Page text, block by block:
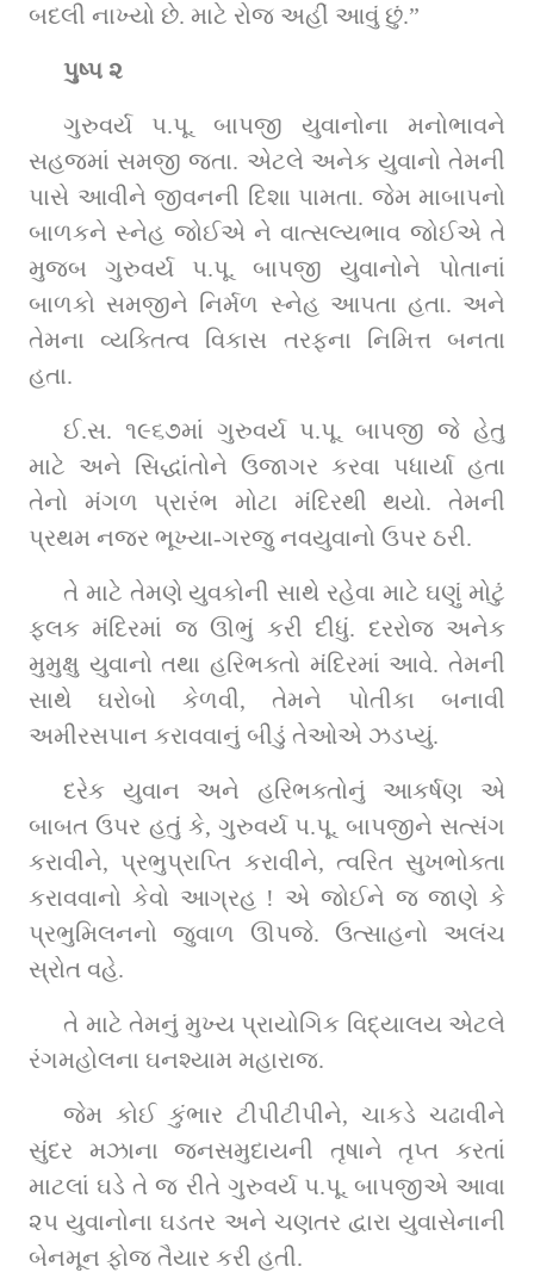
બદલી નાખ્યો છે. માટે રોજ અહીં આવું છું.”
પુષ્પ ૨
ગુરુવર્ય પ.પૂ. બાપજી યુવાનોના મનોભાવને
સહજમાં સમજી જતા. એટલે અનેક યુવાનો તેમની
પાસે આવીને જીવનની દિશા પામતા. જેમ માબાપનો
બાળકને સ્નેહ જોઈએ ને વાત્સલ્યભાવ જોઈએ તે
મુજબ ગુરુવર્ય પ.પૂ. બાપજી યુવાનોને પોતાનાં
બાળકો સમજીને નિર્મળ સ્નેહ આપતા હતા. અને
તેમના વ્યક્તિત્વ વિકાસ તરફના નિમિત્ત બનતા
હતા.
ઈ.સ. ૧૯૬૭માં ગુરુવર્ય પ.પૂ. બાપજી જે હેતુ
માટે અને સિદ્ધાંતોને ઉજાગર કરવા પધાર્યા હતા
તેનો મંગળ પ્રારંભ મોટા મંદિરથી થયો. તેમની
પ્રથમ નજર ભૂખ્યા-ગરજુ નવયુવાનો ઉપર ઠરી.
તે માટે તેમણે યુવકોની સાથે રહેવા માટે ઘણું મોટું
ફલક મંદિરમાં જ ઊભું કરી દીધું. દરરોજ અનેક
મુમુક્ષુ યુવાનો તથા હરિભક્તો મંદિરમાં આવે. તેમની
સાથે ઘરોબો કેળવી, તેમને પોતીકા બનાવી
અમીરસપાન કરાવવાનું બીડું તેઓએ ઝડપ્યું.
દરેક યુવાન અને હરિભક્તોનું આકર્ષણ એ
બાબત ઉપર હતું કે, ગુરુવર્ય પ.પૂ. બાપજીને સત્સંગ
કરાવીને, પ્રભુપ્રાપ્તિ કરાવીને, ત્વરિત સુખભોક્તા
કરાવવાનો કેવો આગ્રહ ! એ જોઈને જ જાણે કે
પ્રભુમિલનનો જુવાળ ઊપજે. ઉત્સાહનો અલંચ
સ્રોત વહે.
તે માટે તેમનું મુખ્ય પ્રાયોગિક વિદ્યાલય એટલે
રંગમહોલના ઘનશ્યામ મહારાજ.
જેમ કોઈ કુંભાર ટીપીટીપીને, ચાકડે ચઢાવીને
સુંદર મઝાના જનસમુદાયની તૃષાને તૃપ્ત કરતાં
માટલાં ઘડે તે જ રીતે ગુરુવર્ય પ.પૂ. બાપજીએ આવા
૨૫ યુવાનોના ઘડતર અને ચણતર દ્વારા યુવાસેનાની
બેનમૂન ફોજ તૈયાર કરી હતી.